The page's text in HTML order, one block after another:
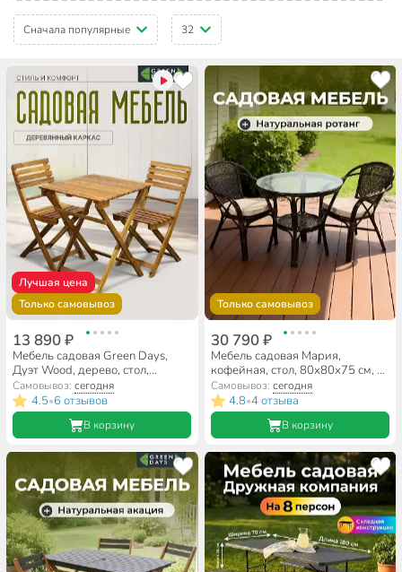
Сначала популярные 32
Лучшая цена
Только самовывоз
13 890 ₽
Мебель садовая Green Days,
Дуэт Wood, дерево, стол,
60х60х74 см, 2 стула, 120 кг,
BS-DT01.2
Самовывоз:сегодня
4.5•6 отзывов
В корзину
Только самовывоз
30 790 ₽
Мебель садовая Мария,
кофейная, стол, 80х80х75 см, 2
кресла, подушка бежевая, 110
кг, IND10
Самовывоз: сегодня
4.8•4 отзыва
В корзину